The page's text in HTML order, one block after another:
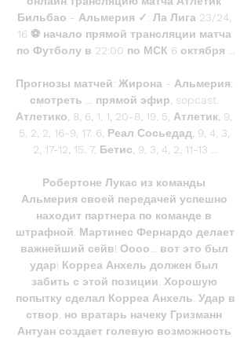
Бильбао - Альмерия ✓: Ла Лига 23/24,
16 ⚽ начало прямой трансляции матча
по Футболу в 22:00 по МСК 6 октября ...
Прогнозы матчей: Жирона - Альмерия:
смотреть ... прямой эфир, sopcast.
Атлетико, 8, 6, 1, 1, 20-8, 19. 5, Атлетик, 9,
5, 2, 2, 16-9, 17. 6, Реал Сосьедад, 9, 4, 3,
2, 17-12, 15. 7, Бетис, 9, 3, 4, 2, 11-13 ...
Робертоне Лукас из команды
Альмерия своей передачей успешно
находит партнера по команде в
штрафной. Мартинес Фернардо делает
важнейший сейв! Оооо... вот это был
удар! Корреа Анхель должен был
забить с этой позиции. Хорошую
попытку сделал Корреа Анхель. Удар в
створ, но вратарь начеку Гризманн
Антуан создает голевую возможность